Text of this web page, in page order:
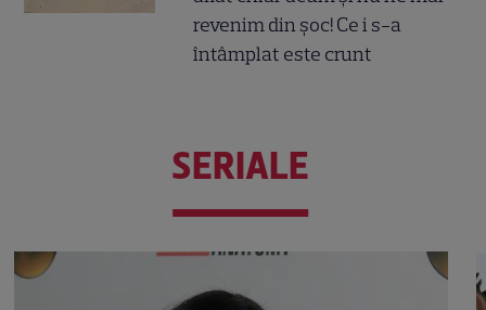
revenim din șoc! Ce i s-a
întâmplat este crunt
SERIALE